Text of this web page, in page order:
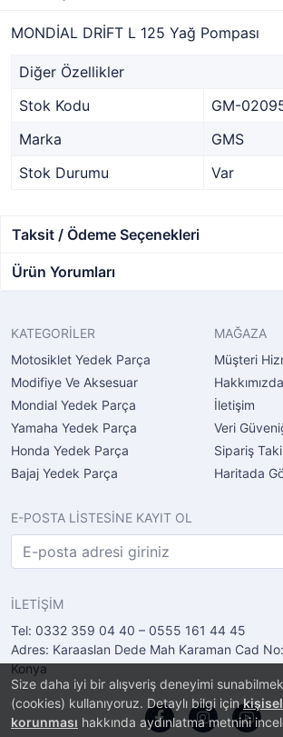
Size daha iyi bir alışveriş deneyimi
(cookies) kullanıyoruz. Detaylı bilgi için
korunması hakkında aydınlatma metnini
MONDİAL DRİFT L 125 Yağ Pompası
Diğer Özellikler
Stok Kodu
GM-
Marka
GMS
Stok Durumu
Var
Taksit / Ödeme Seçenekleri
Ürün Yorumları
KATEGORİLER
Motosiklet Yedek Parça
Modifiye Ve Aksesuar
Mondial Yedek Parça
Yamaha Yedek Parça
Honda Yedek Parça
Bajaj Yedek Parça
MAĞAZA
Müşteri
Hakkımızda
İletişim
Veri
Sipariş
Haritada
E-POSTA LİSTESİNE KAYIT OL
İLETİŞİM
Tel: 0332 359 04 40 – 0555 161 44 45
Adres: Karaaslan Dede Mah Karaman Cad
Konya